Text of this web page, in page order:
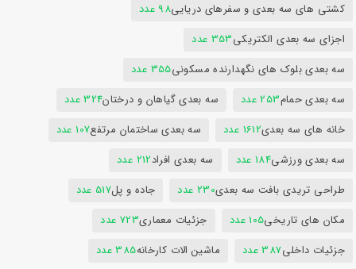
کشتی های سه بعدی و سفرهای دریایی98 عدد
اجزای سه بعدی الکتریکی353 عدد
سه بعدی بلوک های نگهدارنده مسکونی355 عدد
سه بعدی حمام253 عدد سه بعدی گیاهان و درختان324 عدد
خانه های سه بعدی1612 عدد سه بعدی ساختمان مرتفع107 عدد
سه بعدی ورزشی184 عدد سه بعدی افراد212 عدد
طراحی تریدی بافت سه بعدی230 عدد جاده و پل517 عدد
مکان های تاریخی105 عدد جزئیات معماری723 عدد
جزئیات داخلی387 عدد ماشین الات کارخانه385 عدد